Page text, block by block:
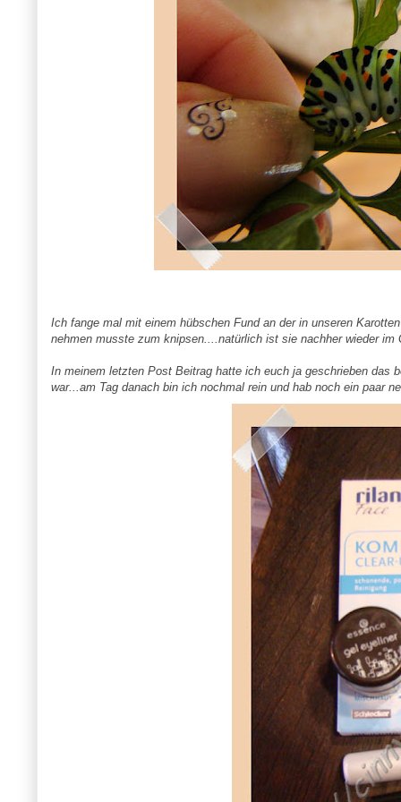
Ich fange mal mit einem hübschen Fund an der in unseren
nehmen musste zum knipsen....natürlich ist sie nachher wieder im
In meinem letzten Post Beitrag hatte ich euch ja geschrieben das
war...am Tag danach bin ich nochmal rein und hab noch ein paar